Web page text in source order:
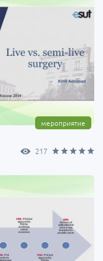
мероприятие
217